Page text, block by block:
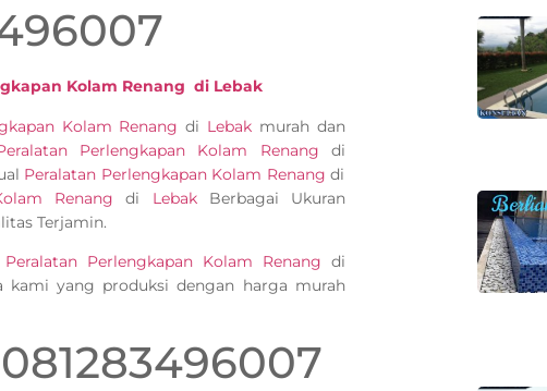
Kolam Renang di Lebak
Kolam Renangdi Lebak murah dan
Perlengkapan Kolam Renang di
Peralatan Perlengkapan Kolam Renang di
Renang di LebakBerbagai Ukuran
Terjamin.
Peralatan Perlengkapan Kolam Renang di
yang produksi dengan harga murah